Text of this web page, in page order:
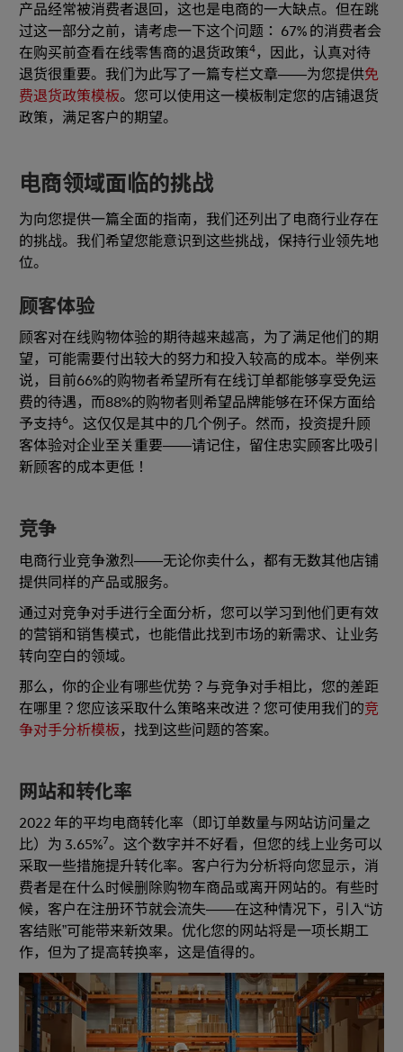
产品经常被消费者退回，这也是电商的一大缺点。但在跳
过这一部分之前，请考虑一下这个问题： 67% 的消费者会
在购买前查看在线零售商的退货政策4，因此，认真对待
退货很重要。我们为此写了一篇专栏文章——为您提供免
费退货政策模板。您可以使用这一模板制定您的店铺退货
政策，满足客户的期望。
电商领域面临的挑战
为向您提供一篇全面的指南，我们还列出了电商行业存在
的挑战。我们希望您能意识到这些挑战，保持行业领先地
位。
顾客体验
顾客对在线购物体验的期待越来越高，为了满足他们的期
望，可能需要付出较大的努力和投入较高的成本。举例来
说，目前66%的购物者希望所有在线订单都能够享受免运
费的待遇，而88%的购物者则希望品牌能够在环保方面给
予支持6。这仅仅是其中的几个例子。然而，投资提升顾
客体验对企业至关重要——请记住，留住忠实顾客比吸引
新顾客的成本更低！
竞争
电商行业竞争激烈——无论你卖什么，都有无数其他店铺
提供同样的产品或服务。
通过对竞争对手进行全面分析，您可以学习到他们更有效
的营销和销售模式，也能借此找到市场的新需求、让业务
转向空白的领域。
那么，你的企业有哪些优势？与竞争对手相比，您的差距
在哪里？您应该采取什么策略来改进？您可使用我们的竞
争对手分析模板，找到这些问题的答案。
网站和转化率
2022 年的平均电商转化率（即订单数量与网站访问量之
比）为 3.65%7。这个数字并不好看，但您的线上业务可以
采取一些措施提升转化率。客户行为分析将向您显示，消
费者是在什么时候删除购物车商品或离开网站的。有些时
候，客户在注册环节就会流失——在这种情况下，引入“访
客结账”可能带来新效果。优化您的网站将是一项长期工
作，但为了提高转换率，这是值得的。